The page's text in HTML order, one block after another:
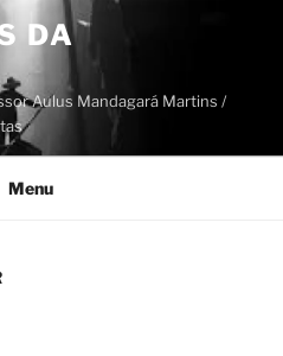
DA
Aulus Mandagará Martins /
Menu